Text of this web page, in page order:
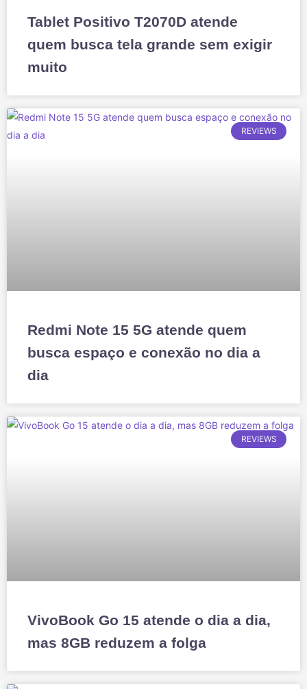
Tablet Positivo T2070D atende
quem busca tela grande sem exigir
muito
REVIEWS
Redmi Note 15 5G atende quem
busca espaço e conexão no dia a
dia
REVIEWS
VivoBook Go 15 atende o dia a dia,
mas 8GB reduzem a folga